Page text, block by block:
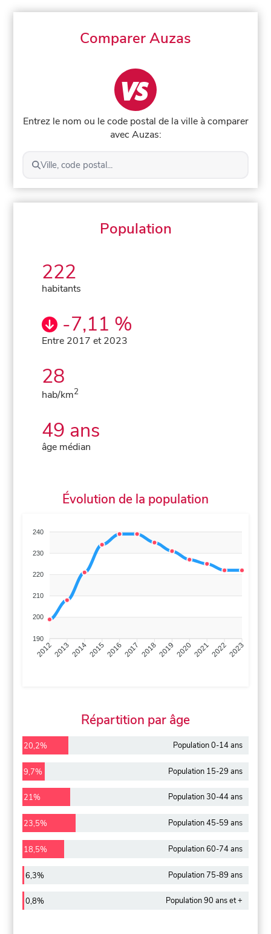
Comparer Auzas
Entrez le nom ou le code postal de la ville à comparer
avec Auzas:
Ville, code postal...
Population
222
habitants
-7,11 %
Entre 2017 et 2023
28
hab/km2
49 ans
âge médian
Évolution de la population
240
230
220
210
200
190
201220132014201520162017 20182019 2020202120222023
Répartition par âge
20,2% Population 0-14 ans
9,7% Population 15-29 ans
21% Population 30-44 ans
23,5% Population 45-59 ans
18,5% Population 60-74 ans
6,3% Population 75-89 ans
0,8% Population 90 ans et +